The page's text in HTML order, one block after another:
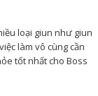
loại giun như giun
làm vô cùng cần
tốt nhất cho Boss